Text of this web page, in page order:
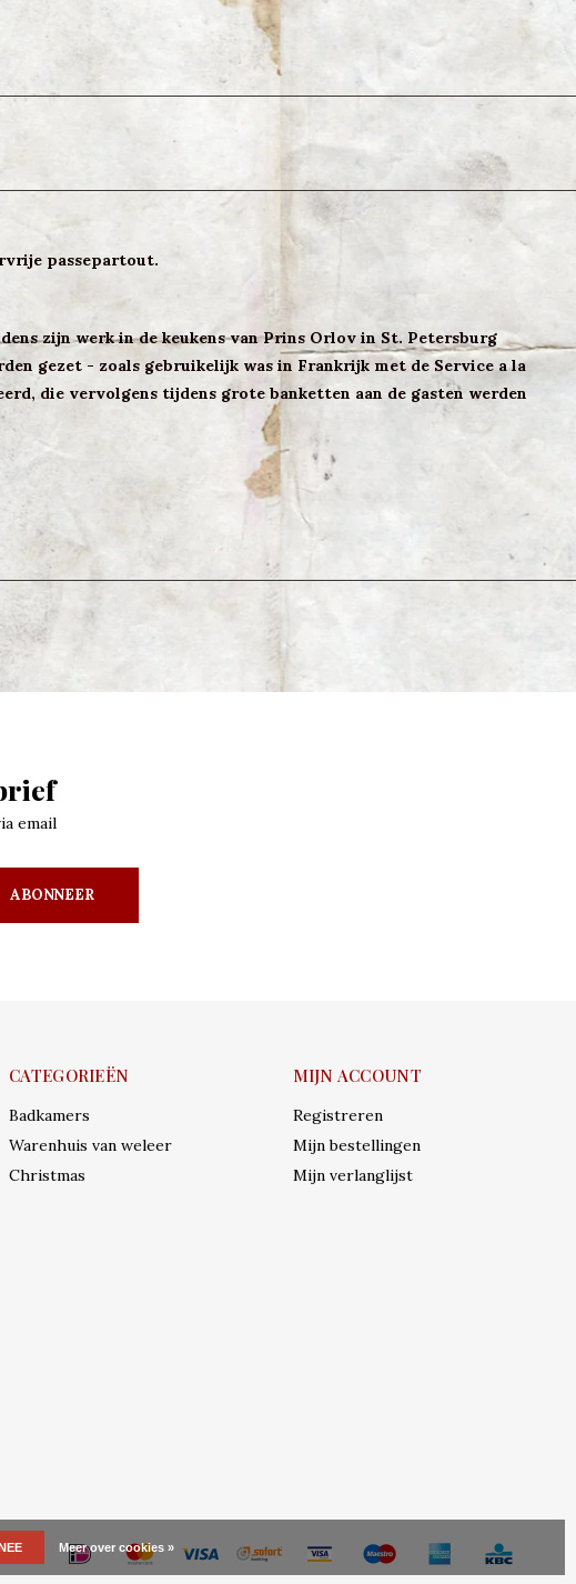
passepartout.
zijn werk in de keukens van Prins Orlov in St. Petersburg
gezet - zoals gebruikelijk was in Frankrijk met de Service a la
die vervolgens tijdens grote banketten aan de gasten werden
email
ABONNEER
CATEGORIEËN
Badkamers
Warenhuis van weleer
Christmas
MIJN ACCOUNT
Registreren
Mijn bestellingen
Mijn verlanglijst
Meer over cookies »